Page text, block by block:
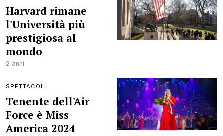
Harvard rimane
l'Università più
prestigiosa al
mondo
2 anni
SPETTACOLI
Tenente dell'Air
Force è Miss
America 2024